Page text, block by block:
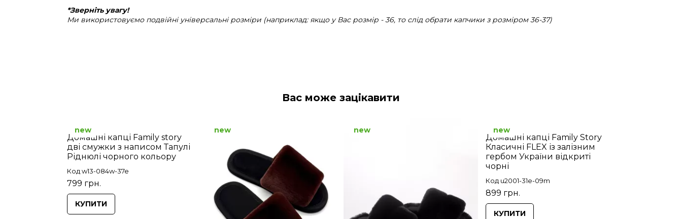
*Зверніть увагу!
Ми використовуємо подвійні універсальні розміри (наприклад: якщо у Вас розмір - 36, то слід обрати капчики з розміром 36-37)
Вас може зацікавити
Домашні капці Family story
дві смужки з написом Тапулі
Ріднюлі чорного кольору
Код w13-084w-37e
799 грн.
new
КУПИТИ
new new
Домашні капці Family Story
Класичні FLEX із залізним
гербом України відкриті
чорні
Код u2001-31e-09m
899 грн.
new
КУПИТИ